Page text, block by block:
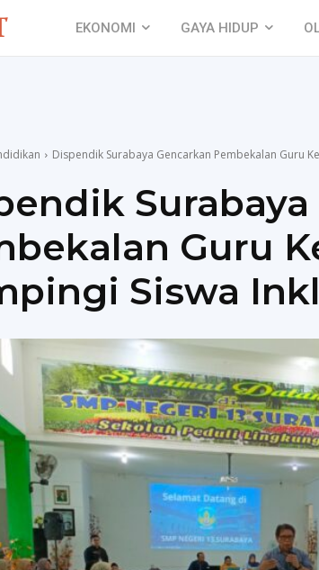
EKONOMI GAYA HIDUP
Dispendik Surabaya Gencarkan Pembekalan Guru
Guru
Siswa